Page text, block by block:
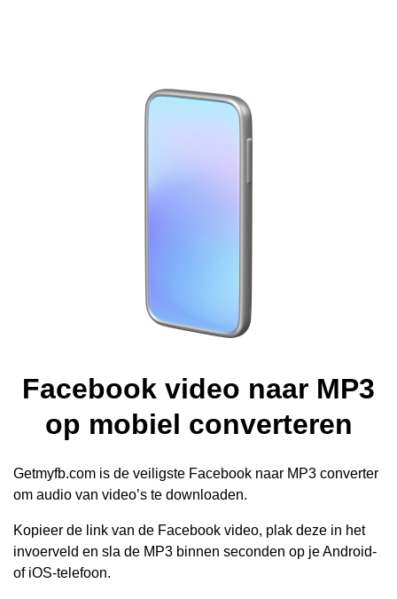
Facebook video naar MP3
op mobiel converteren
Getmyfb.com is de veiligste Facebook naar MP3 converter
om audio van video’s te downloaden.
Kopieer de link van de Facebook video, plak deze in het
invoerveld en sla de MP3 binnen seconden op je Android-
of iOS-telefoon.